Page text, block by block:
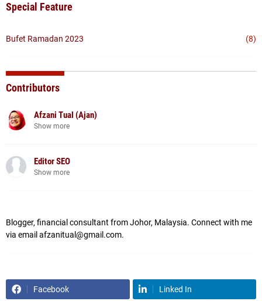
Special Feature
Bufet Ramadan 2023 (8)
Contributors
Afzani Tual (Ajan)
Show more
Editor SEO
Show more
Blogger, financial consultant from Johor, Malaysia. Connect with me
via email afzanitual@gmail.com.
Facebook Linked In